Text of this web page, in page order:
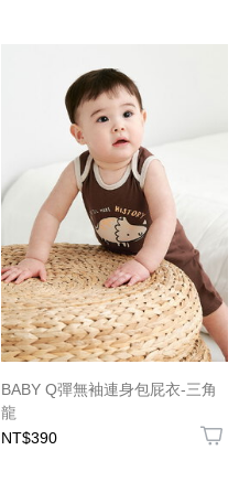
BABY Q彈無袖連身包屁衣-三角
龍
NT$390